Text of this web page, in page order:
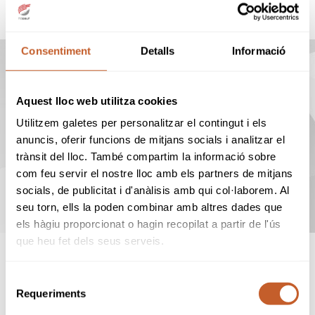
Consentiment Detalls Informació
Aquest lloc web utilitza cookies
Utilitzem galetes per personalitzar el contingut i els
anuncis, oferir funcions de mitjans socials i analitzar el
trànsit del lloc. També compartim la informació sobre
com feu servir el nostre lloc amb els partners de mitjans
socials, de publicitat i d'anàlisis amb qui col·laborem. Al
seu torn, ells la poden combinar amb altres dades que
els hàgiu proporcionat o hagin recopilat a partir de l'ús
que heu fet dels seus serveis.
Requeriments
PROPERS TORNEJOS
22
ago
CIRCUIT NACIONAL 5a
CATEGORIA 2026 (La Roca)
14a